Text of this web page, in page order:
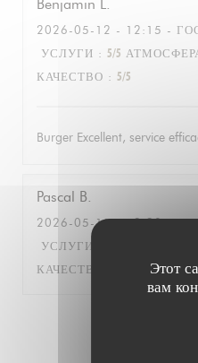
Этот
вам
Benjamin L
2026-05-12 - 12:15 -
УСЛУГИ : 5/5
КАЧЕСТВО : 5/5
Burger Excellent, service
Pascal B
2026-05-11- 12:30 -
УСЛУГИ
КАЧЕСТВО